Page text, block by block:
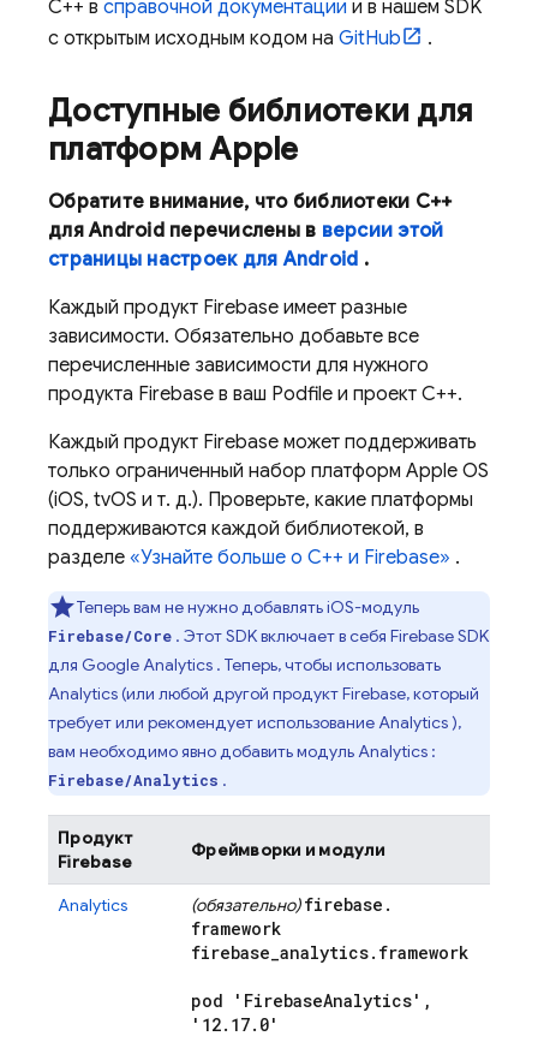
C++ в справочной документации и в нашем SDK
с открытым исходным кодом на GitHub .
Доступные библиотеки для
платформ Apple
Обратите внимание, что библиотеки C++
для Android перечислены в версии этой
страницы настроек для Android .
Каждый продукт Firebase имеет разные
зависимости. Обязательно добавьте все
перечисленные зависимости для нужного
продукта Firebase в ваш Podfile и проект C++.
Каждый продукт Firebase может поддерживать
только ограниченный набор платформ Apple OS
(iOS, tvOS и т. д.). Проверьте, какие платформы
поддерживаются каждой библиотекой, в
разделе «Узнайте больше о C++ и Firebase» .
Теперь вам не нужно добавлять iOS-модуль
Firebase/Core . Этот SDK включает в себя Firebase SDK
для Google Analytics . Теперь, чтобы использовать
Analytics(или любой другой продукт Firebase, который
требует или рекомендует использованиеAnalytics),
вам необходимо явно добавить модульAnalytics :
Firebase/Analytics .
Продукт
Firebase
Фреймворки и модули
Analytics (обязательно) firebase .
framework
firebase_analytics. framework
pod 'FirebaseAnalytics' ,
'12. 17. 0'